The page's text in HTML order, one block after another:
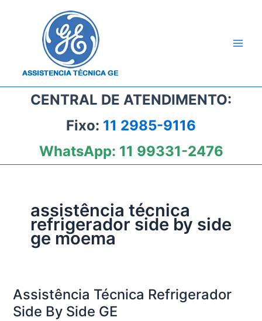
CENTRAL DE ATENDIMENTO:
Fixo: 11 2985-9116
WhatsApp: 11 99331-2476
assistência técnica
refrigerador side by side
ge moema
Assistência Técnica Refrigerador
Side By Side GE